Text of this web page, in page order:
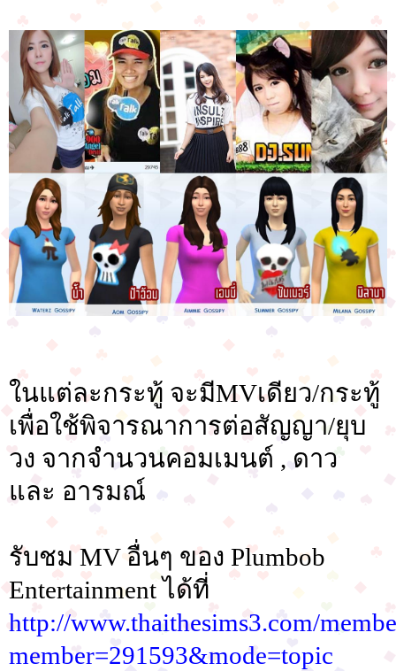
ในแต่ละกระทู้ จะมีMVเดียว/กระทู้
เพื่อใช้พิจารณาการต่อสัญญา/ยุบ
วง จากจำนวนคอมเมนต์ , ดาว
และ อารมณ์
รับชม MV อื่นๆ ของ Plumbob
Entertainment ได้ที่
http://www.thaithesims3.com/
member=291593&mode=topic